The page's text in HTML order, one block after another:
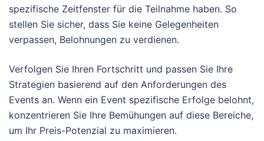
spezifische Zeitfenster für die Teilnahme haben. So
stellen Sie sicher, dass Sie keine Gelegenheiten
verpassen, Belohnungen zu verdienen.
Verfolgen Sie Ihren Fortschritt und passen Sie Ihre
Strategien basierend auf den Anforderungen des
Events an. Wenn ein Event spezifische Erfolge belohnt,
konzentrieren Sie Ihre Bemühungen auf diese Bereiche,
um Ihr Preis-Potenzial zu maximieren.